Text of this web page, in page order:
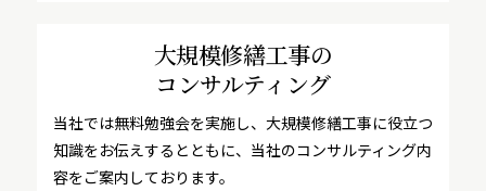
大規模修繕工事の
コンサルティング
当社では無料勉強会を実施し、大規模修繕工事に役立つ
知識をお伝えするとともに、当社のコンサルティング内
容をご案内しております。